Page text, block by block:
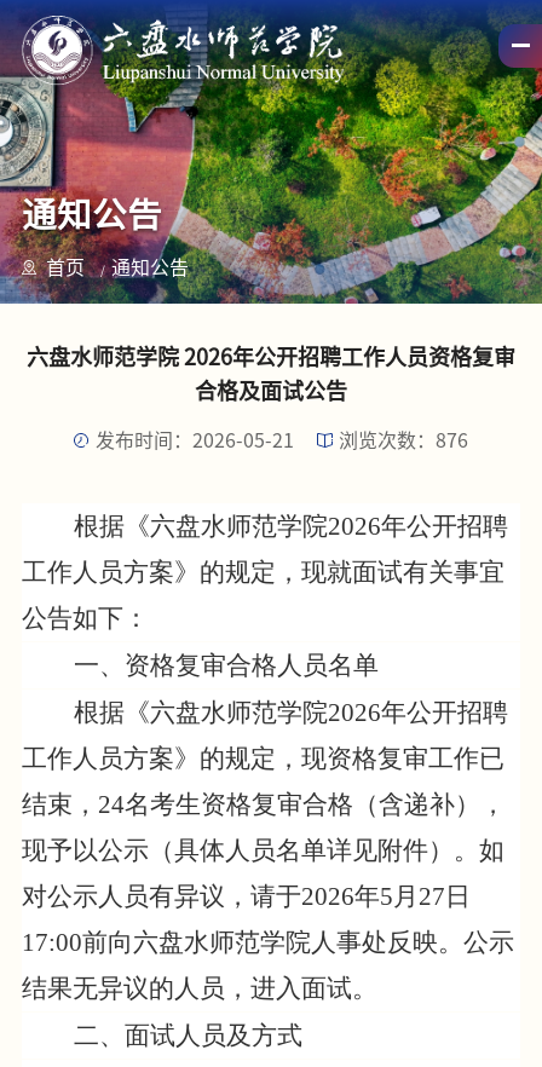
通知公告
首页 通知公告
六盘水师范学院 2026年公开招聘工作人员资格复审
合格及面试公告
发布时间：2026-05-21 浏览次数： 876
根据《六盘水师范学院2026年公开招聘
工作人员方案》 的规定，现就面试有关事宜
公告如下：
一、 资格复审合格人员名单
根据《六盘水师范学院2026年公开招聘
工作人员方案》的规定， 现资格复审工作已
结束， 24名考生资格复审合格（含递补），
现予以公示（具体人员名单详见附件）。如
对公示人员有异议，请于2026年5月 27 日
17:00前向六盘水师范学院人事处反映。公示
结果无异议的人员，进入面试。
二、面试人员及方式